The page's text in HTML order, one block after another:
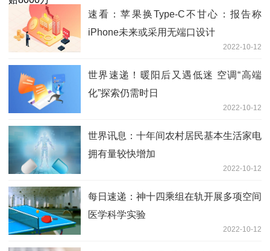
速看：苹果换Type-C不甘心：报告称
iPhone未来或采用无端口设计
2022-10-12
世界速递！暖阳后又遇低迷 空调“高端
化”探索仍需时日
2022-10-12
世界讯息：十年间农村居民基本生活家电
拥有量较快增加
2022-10-12
每日速递：神十四乘组在轨开展多项空间
医学科学实验
2022-10-12